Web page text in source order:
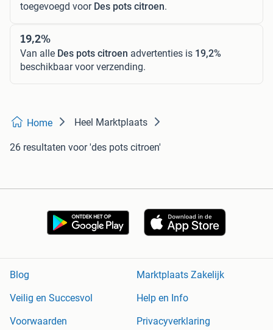
toegevoegd voor Des pots citroen.
19,2%
Van alle Des pots citroen advertenties is 19,2%
beschikbaar voor verzending.
Home Heel Marktplaats
26 resultaten voor 'des pots citroen'
Blog
Marktplaats Zakelijk
Veilig en Succesvol
Help en Info
Voorwaarden
Privacyverklaring